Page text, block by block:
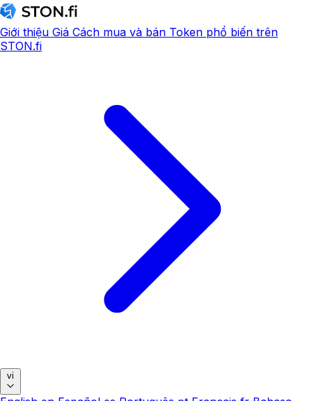
Giới thiệu Giá Cách mua và bán Token phổ biến trên
STON.fi
vi